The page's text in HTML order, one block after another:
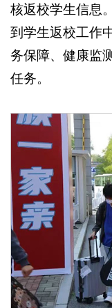
核返校学生信息
到学生返校工作
务保障、健康监
任务。